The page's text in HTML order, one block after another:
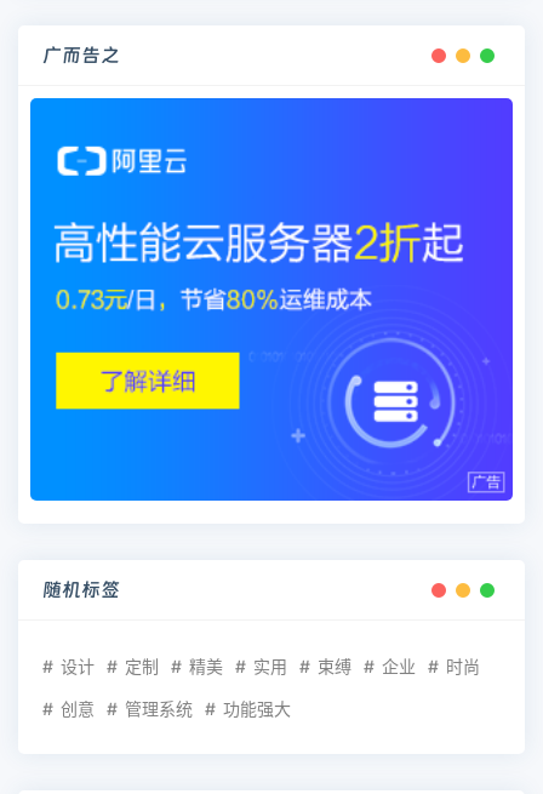
广而告之
随机标签
设计 定制 精美 实用 束缚 企业 时尚
创意 管理系统 功能强大